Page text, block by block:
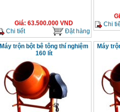
Giá: 63.500.000 VND
Chi tiết
Đặt hàng
Chi
Máy trộn bột bê tông thí nghiệm
160 lít
Máy